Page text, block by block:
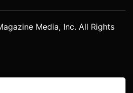
Media, Inc. All Rights